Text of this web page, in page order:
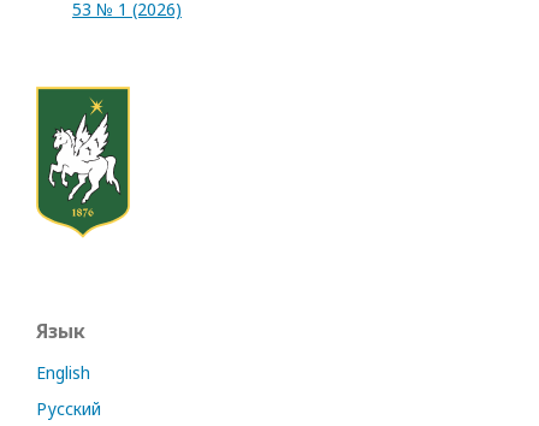
53 № 1 (2026)
Язык
English
Русский